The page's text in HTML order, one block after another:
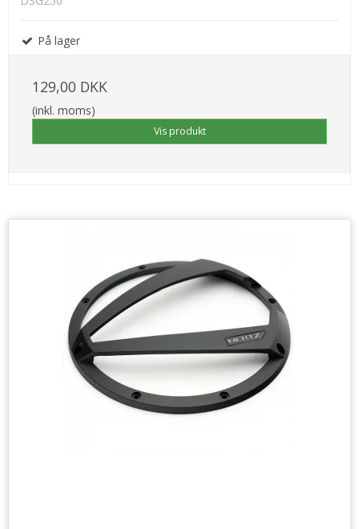
På lager
129,00 DKK
(inkl. moms)
Vis produkt